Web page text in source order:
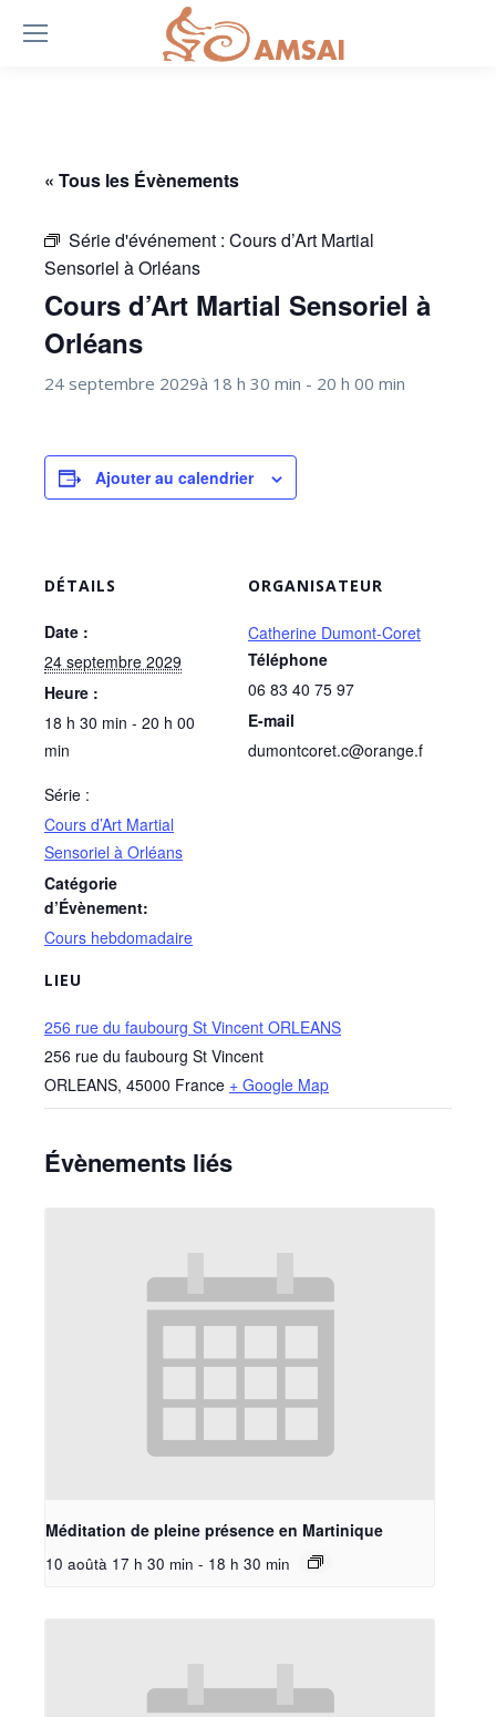
« Tous les Évènements
Série d'événement : Cours d’Art Martial
Sensoriel à Orléans
Cours d’Art Martial Sensoriel à
Orléans
24 septembre 2029à 18 h 30 min - 20 h 00 min
Ajouter au calendrier
DÉTAILS
Date :
24 septembre 2029
Heure :
18 h 30 min - 20 h 00
min
Série :
Cours d’Art Martial
Sensoriel à Orléans
Catégorie
d’Évènement:
Cours hebdomadaire
LIEU
256 rue du faubourg St Vincent ORLEANS
256 rue du faubourg St Vincent
ORLEANS, 45000 France + Google Map
ORGANISATEUR
Catherine Dumont-Coret
Téléphone
06 83 40 75 97
E-mail
dumontcoret.c@orange.f
Évènements liés
Méditation de pleine présence en Martinique
10 aoûtà 17 h 30 min - 18 h 30 min